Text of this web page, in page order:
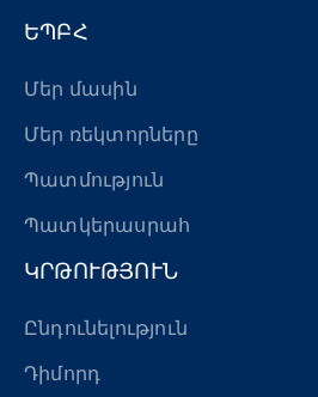
ԵՊԲՀ
Մեր մասին
Մեր ռեկտորները
Պատմություն
Պատկերասրահ
ԿՐԹՈՒԹՅՈՒՆ
Ընդունելություն
Դիմորդ